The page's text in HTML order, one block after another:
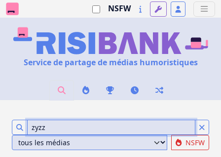
NSFW
Service de partage de médias humoristiques
NSFW